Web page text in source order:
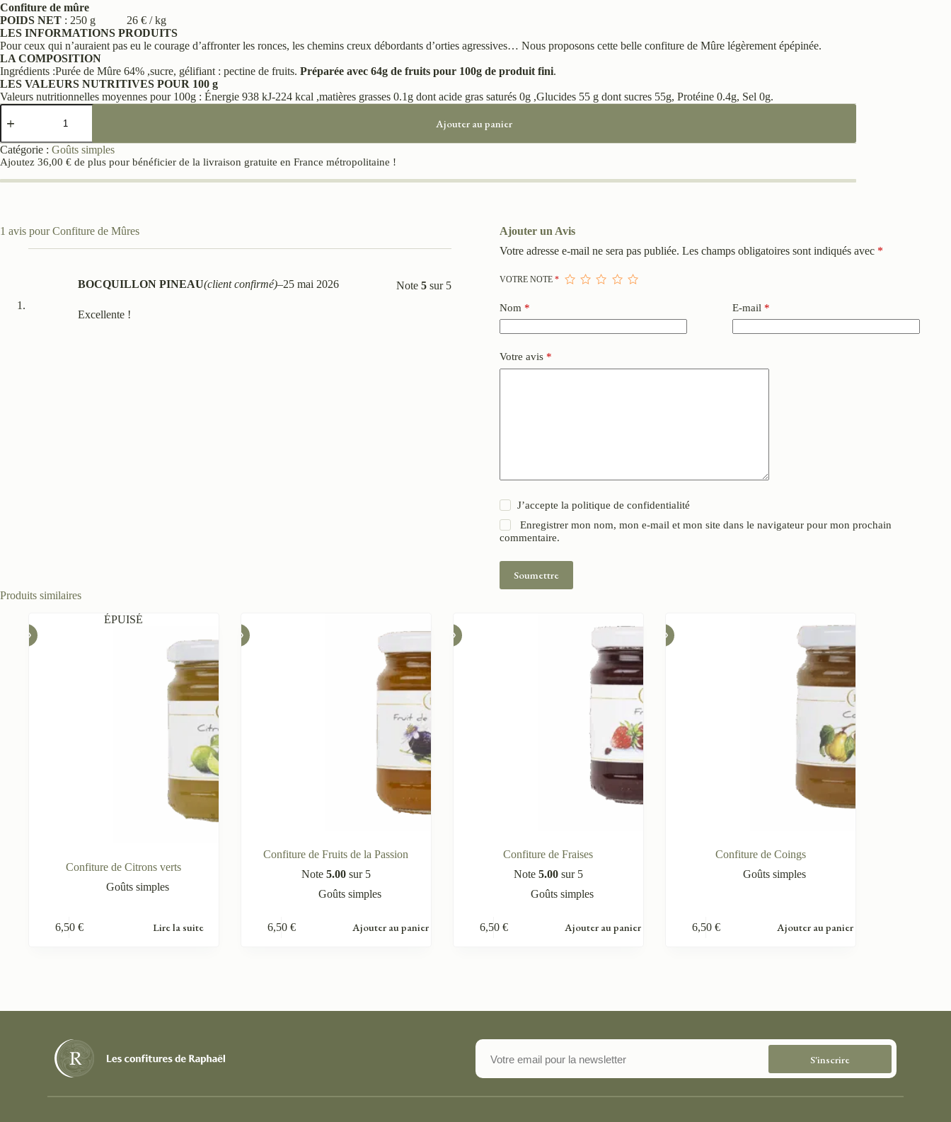
Confiture de mûre
POIDS NET : 250 g 26 € / kg
LES INFORMATIONS PRODUITS
Pour ceux qui n’auraient pas eu le courage d’affronter les ronces, les chemins creux débordants d’orties agressives… Nous proposons cette belle confiture de Mûre légèrement épépinée.
LA COMPOSITION
Ingrédients :Purée de Mûre 64% ,sucre, gélifiant : pectine de fruits. Préparée avec 64g de fruits pour 100g de produit fini.
LES VALEURS NUTRITIVES POUR 100 g
Valeurs nutritionnelles moyennes pour 100g : Énergie 938 kJ-224 kcal ,matières grasses 0.1g dont acide gras saturés 0g ,Glucides 55 g dont sucres 55g, Protéine 0.4g, Sel 0g.
Ajouter au panier
Catégorie : Goûts simples
Ajoutez 36,00 € de plus pour bénéficier de la livraison gratuite en France métropolitaine !
1 avis pourConfiture de Mûres
Note5 sur 5
BOCQUILLON PINEAU(client confirmé)–25 mai 2026
Excellente !
Ajouter un Avis
Votre adresse e-mail ne sera pas publiée. Les champs obligatoires sont indiqués avec *
VOTRE NOTE *
Nom * E-mail *
Votre avis *
J’accepte la politique de confidentialité
Enregistrer mon nom, mon e-mail et mon site dans le navigateur pour mon prochain
commentaire.
Soumettre
Produits similaires
ÉPUISÉ
Confiture de Citrons verts
Goûts simples
6,50 € Lire la suite
Confiture de Fruits de la Passion
Note 5.00sur 5
Goûts simples
6,50 € Ajouter au panier
Confiture de Fraises
Note 5.00sur 5
Goûts simples
6,50 € Ajouter au panier
Confiture de Coings
Goûts simples
6,50 € Ajouter au panier
S'inscrire